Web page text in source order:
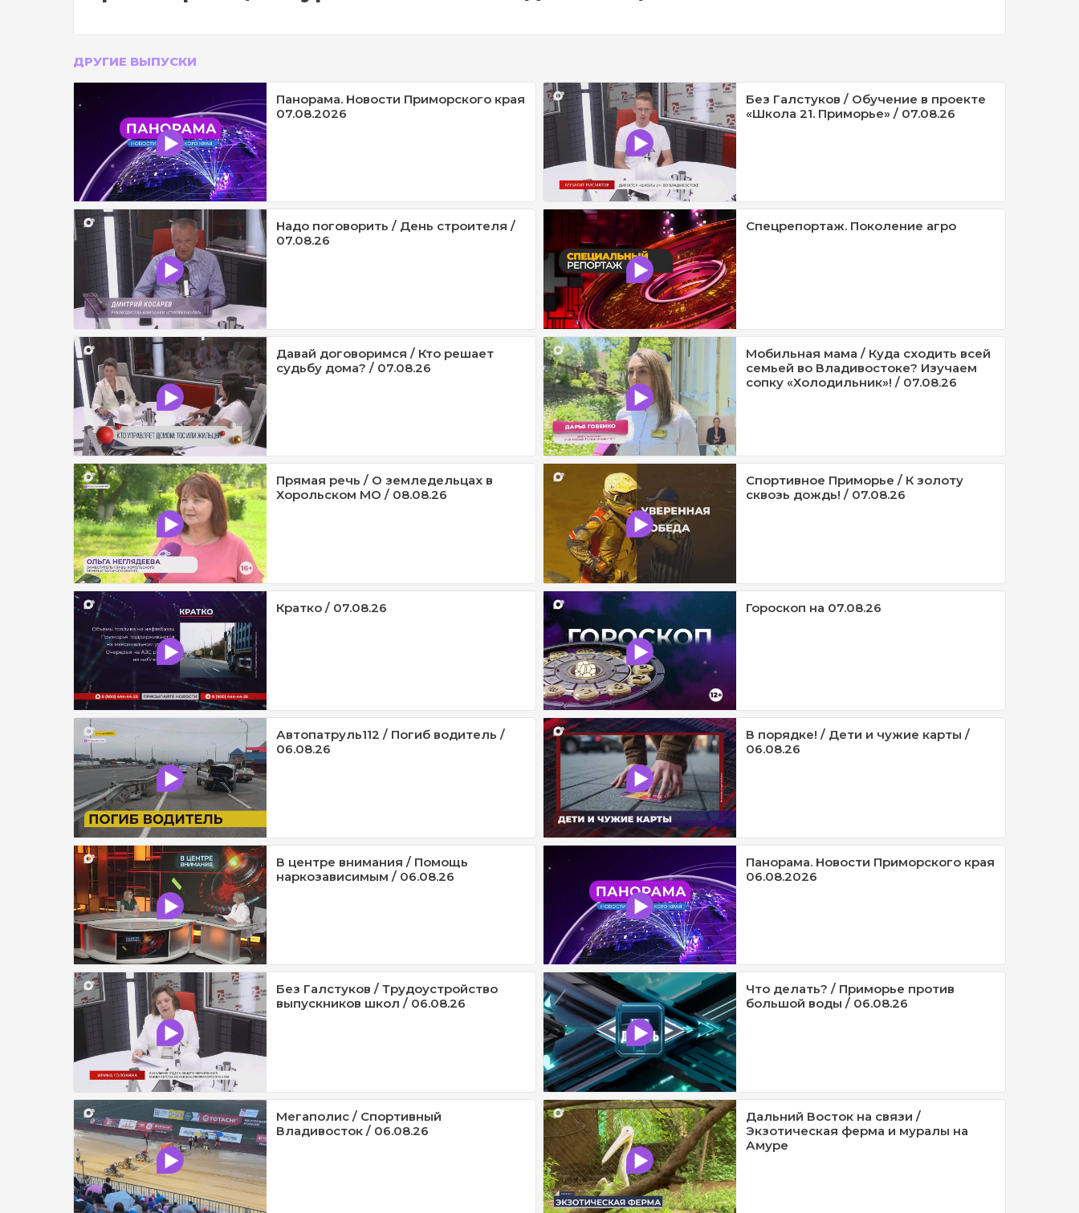
ДРУГИЕ ВЫПУСКИ
Панорама. Новости Приморского края
07.08.2026
Без Галстуков / Обучение в проекте
«Школа 21. Приморье» / 07.08.26
Надо поговорить / День строителя /
07.08.26
Спецрепортаж. Поколение агро
Давай договоримся / Кто решает
судьбу дома? / 07.08.26
Мобильная мама / Куда сходить всей
семьей во Владивостоке? Изучаем
сопку «Холодильник»! / 07.08.26
Прямая речь / О земледельцах в
Хорольском МО / 08.08.26
Спортивное Приморье / К золоту
сквозь дождь! / 07.08.26
Кратко / 07.08.26 Гороскоп на 07.08.26
Автопатруль112 / Погиб водитель /
06.08.26
В порядке! / Дети и чужие карты /
06.08.26
В центре внимания / Помощь
наркозависимым / 06.08.26
Панорама. Новости Приморского края
06.08.2026
Без Галстуков / Трудоустройство
выпускников школ / 06.08.26
Что делать? / Приморье против
большой воды / 06.08.26
Мегаполис / Спортивный
Владивосток / 06.08.26
Дальний Восток на связи /
Экзотическая ферма и муралы на
Амуре